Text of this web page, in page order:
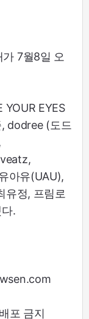
7월8일 오
YOUR EYES
, dodree (도드
아유(UAU),
유정, 프림로
.
포 금지